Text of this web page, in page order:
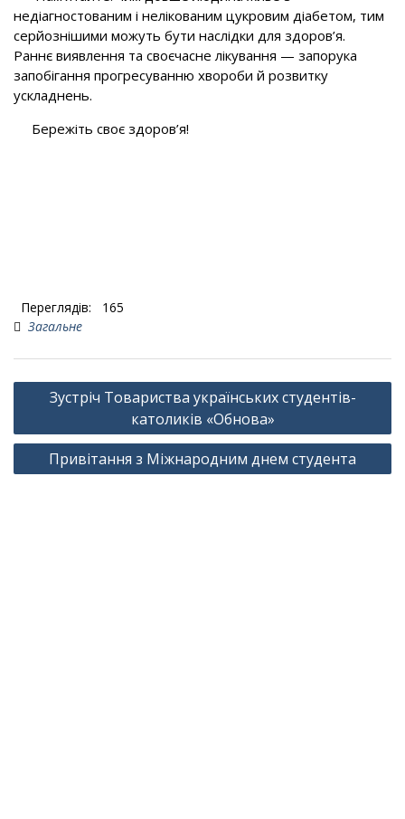
недіагностованим і нелікованим цукровим діабетом, тим
серйознішими можуть бути наслідки для здоров’я.
Раннє виявлення та своєчасне лікування — запорука
запобігання прогресуванню хвороби й розвитку
ускладнень.
Бережіть своє здоров’я!
Переглядів:
165
Загальне
Навігація
записів
Зустріч Товариства українських студентів-
католиків «Обнова»
Привітання з Міжнародним днем студента